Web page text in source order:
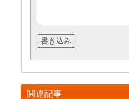
関連記事